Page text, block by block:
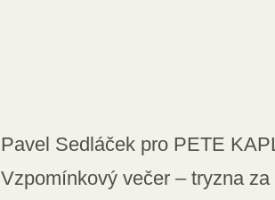
Pavel Sedláček pro PETE
Vzpomínkový večer – tryzna